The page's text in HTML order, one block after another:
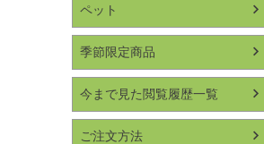
ペット
季節限定商品
今まで見た閲覧履歴一覧
ご注文方法